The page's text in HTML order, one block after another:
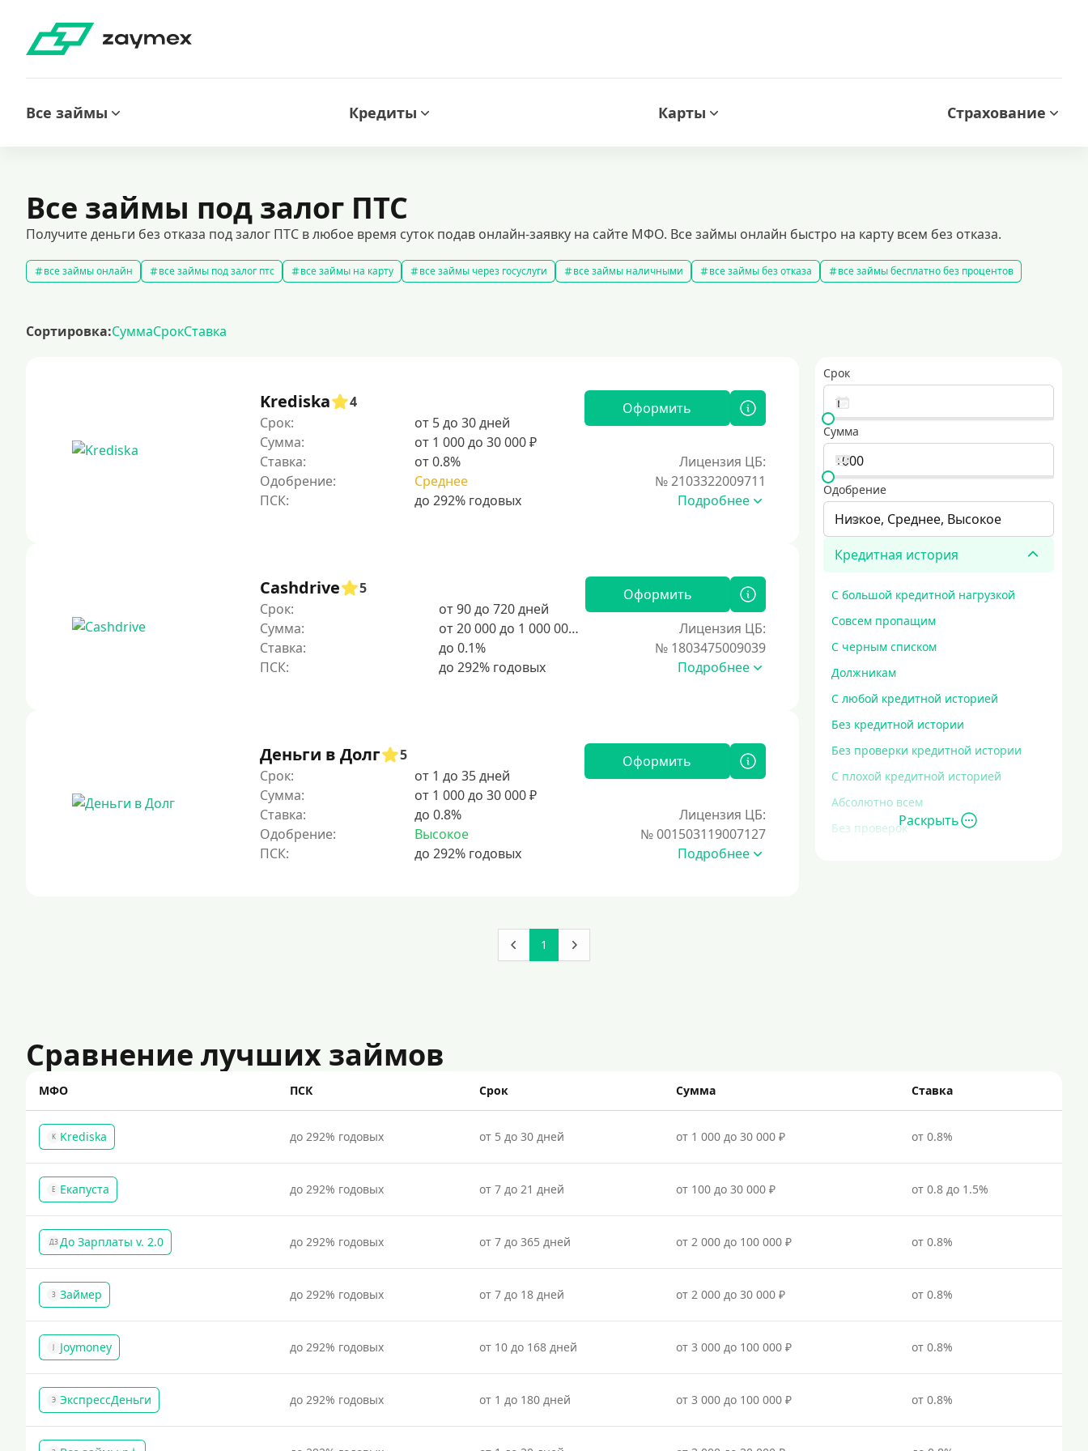
Все займы Кредиты Карты Страхование
Все займы под залог ПТС
Получите деньги без отказа под залог ПТС в любое время суток подав онлайн-заявку на сайте МФО. Все займы онлайн быстро на карту всем без отказа.
все займы онлайн все займы под залог птс все займы на карту все займы через госуслуги все займы наличными все займы без отказа
все займы бесплатно без процентов
рефинансирование займов
калькулятор займов
Сортировка:СуммаСрокСтавка
Срок
Сумма
Одобрение
Низкое, Среднее, Высокое
Кредитная история
С большой кредитной нагрузкой
Совсем пропащим
С черным списком
Должникам
С любой кредитной историей
Без кредитной истории
Без проверки кредитной истории
С плохой кредитной историей
Абсолютно всем
Без проверок
Под залог недвижимости
Под ПТС по доверенности
Под ПТС мотоцикла
Под ПТС спецтехники
Под ПТС грузового автомобиля
Авто без ПТС
Для исправления кредитной истории
На погашение других займов
До зарплаты
Для бизнеса
Раскрыть
Krediska
4
Срок:
от 5 до 30 дней
Сумма:
от 1 000 до 30 000 ₽
Ставка:
от 0.8%
Одобрение:
Среднее
Оформить
Лицензия ЦБ:
№ 2103322009711
Подробнее
Cashdrive
5
Срок:
от 90 до 720 дней
Сумма:
от 20 000 до 1 000 000 ₽
Ставка:
до 0.1%
Оформить
Лицензия ЦБ:
№ 1803475009039
Подробнее
Деньги в Долг
5
Срок:
от 1 до 35 дней
Сумма:
от 1 000 до 30 000 ₽
Ставка:
до 0.8%
Одобрение:
Высокое
Оформить
Лицензия ЦБ:
№ 001503119007127
Подробнее
1
Сравнение лучших займов
МФО ПСК Срок Сумма Ставка
K Krediska до 292% годовых от 5 до 30 дней от 1 000 до 30 000 ₽ от 0.8%
Е Екапуста до 292% годовых от 7 до 21 дней от 100 до 30 000 ₽ от 0.8 до 1.5%
ДЗ До Зарплаты v. 2.0 до 292% годовых от 7 до 365 дней от 2 000 до 100 000 ₽ от 0.8%
З Займер до 292% годовых от 7 до 18 дней от 2 000 до 30 000 ₽ от 0.8%
J Joymoney до 292% годовых от 10 до 168 дней от 3 000 до 100 000 ₽ от 0.8%
Э ЭкспрессДеньги до 292% годовых от 1 до 180 дней от 3 000 до 100 000 ₽ от 0.8%